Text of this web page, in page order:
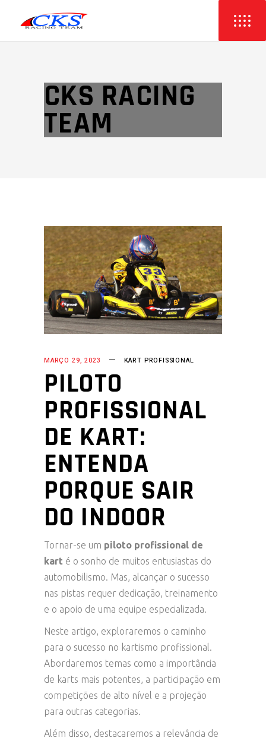
CKS RACING
TEAM
MARÇO 29, 2023 KART PROFISSIONAL
PILOTO
PROFISSIONAL
DE KART:
ENTENDA
PORQUE SAIR
DO INDOOR
Tornar-se um piloto profissional de
kart é o sonho de muitos entusiastas do
automobilismo. Mas, alcançar o sucesso
nas pistas requer dedicação, treinamento
e o apoio de uma equipe especializada.
Neste artigo, exploraremos o caminho
para o sucesso no kartismo profissional.
Abordaremos temas como a importância
de karts mais potentes, a participação em
competições de alto nível e a projeção
para outras categorias.
Além disso, destacaremos a relevância de